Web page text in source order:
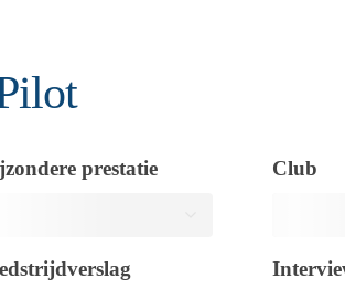
prestatie Club